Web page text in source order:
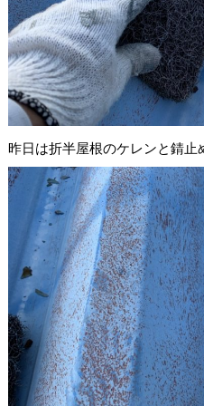
昨日は折半屋根のケレンと錆止